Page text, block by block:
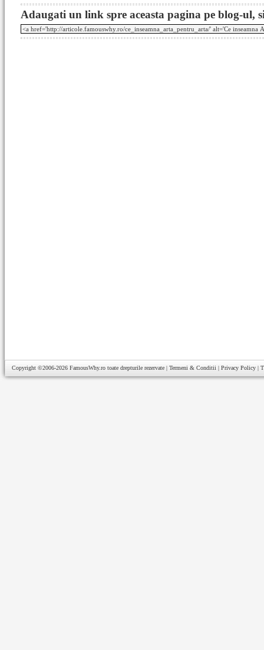
Adaugati un link spre aceasta pagina pe blog-ul,
Copyright ©2006-2026 FamousWhy.ro toate drepturile rezervate | Termeni & Conditii | Privacy Policy |